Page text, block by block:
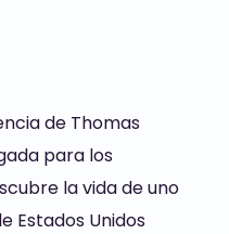
de Thomas
para los
la vida de uno
Estados Unidos